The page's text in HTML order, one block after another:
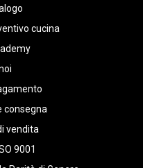
cucina
consegna
vendita
9001